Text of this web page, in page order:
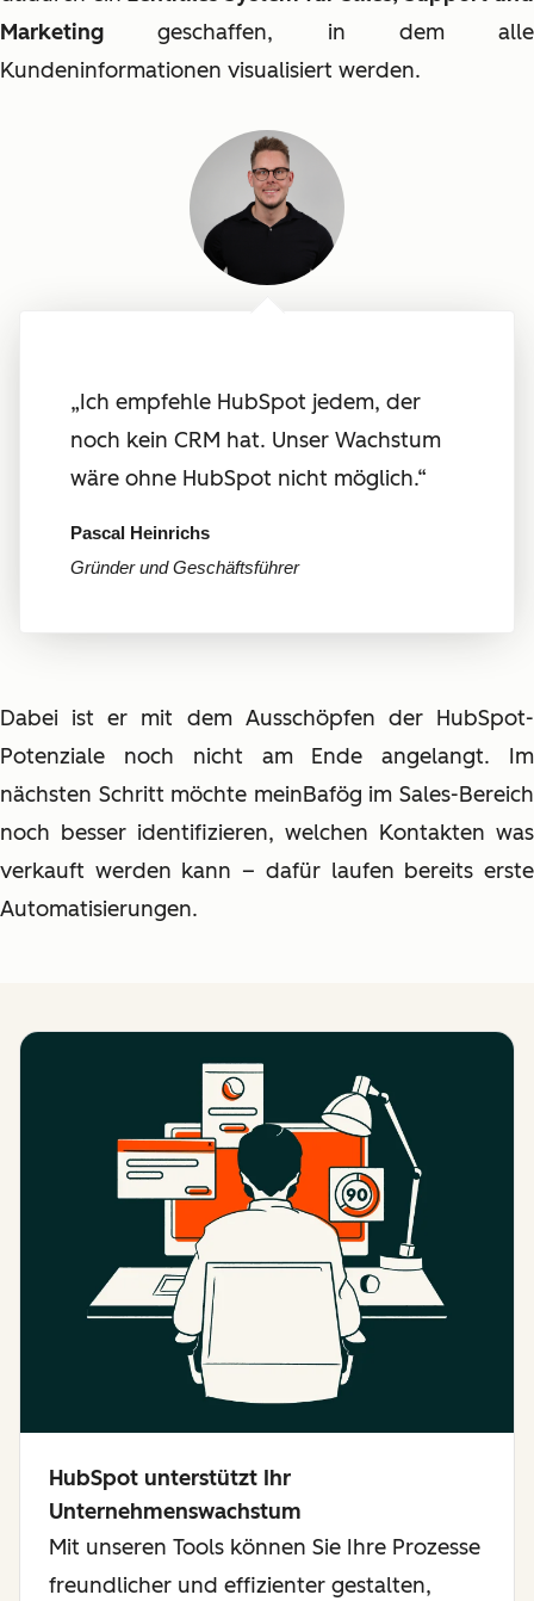
Marketing geschaffen, in dem alle
Kundeninformationen visualisiert werden.
„Ich empfehle HubSpot jedem, der
noch kein CRM hat. Unser Wachstum
wäre ohne HubSpot nicht möglich.“
Pascal Heinrichs
Gründer und Geschäftsführer
Dabei ist er mit dem Ausschöpfen der HubSpot-
Potenziale noch nicht am Ende angelangt. Im
nächsten Schritt möchte meinBafög im Sales-Bereich
noch besser identifizieren, welchen Kontakten was
verkauft werden kann – dafür laufen bereits erste
Automatisierungen.
HubSpot unterstützt Ihr
Unternehmenswachstum
Mit unseren Tools können Sie Ihre Prozesse
freundlicher und effizienter gestalten,